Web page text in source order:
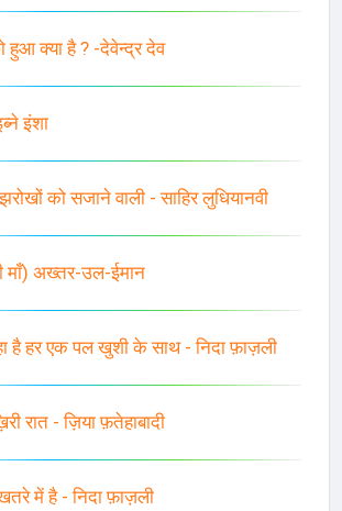
हुआ क्या है ? -देवेन्द्र देव
इंशा
को सजाने वाली - साहिर लुधियानवी
माँ) अख्तर-उल-ईमान
है हर एक पल खुशी के साथ - निदा फ़ाज़ली
रात - ज़िया फ़तेहाबादी
में है - निदा फ़ाज़ली